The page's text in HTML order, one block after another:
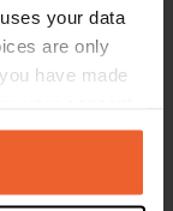
your data
are only
have made
clicking on
Copie